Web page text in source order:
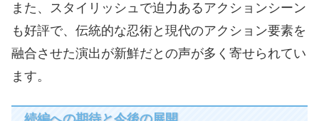
また、スタイリッシュで迫力あるアクションシーン
も好評で、伝統的な忍術と現代のアクション要素を
融合させた演出が新鮮だとの声が多く寄せられてい
ます。